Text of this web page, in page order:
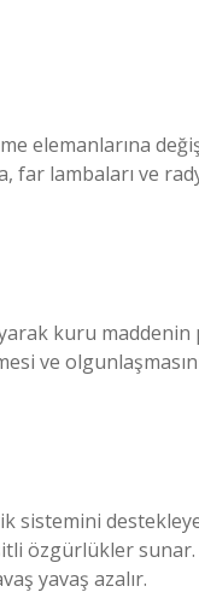
elemanlarına
far lambaları ve
kuru
ve
sistemini
özgürlükler sunar.
yavaş azalır.